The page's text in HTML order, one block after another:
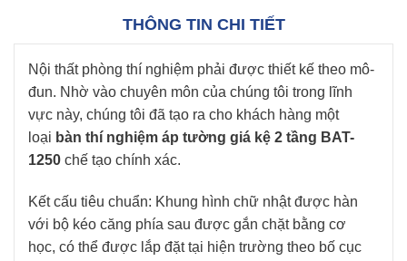
THÔNG TIN CHI TIẾT
Nội thất phòng thí nghiệm phải được thiết kế theo mô-
đun. Nhờ vào chuyên môn của chúng tôi trong lĩnh
vực này, chúng tôi đã tạo ra cho khách hàng một
loại bàn thí nghiệm áp tường giá kệ 2 tầng BAT-
1250chế tạo chính xác.
Kết cấu tiêu chuẩn: Khung hình chữ nhật được hàn
với bộ kéo căng phía sau được gắn chặt bằng cơ
học, có thể được lắp đặt tại hiện trường theo bố cục